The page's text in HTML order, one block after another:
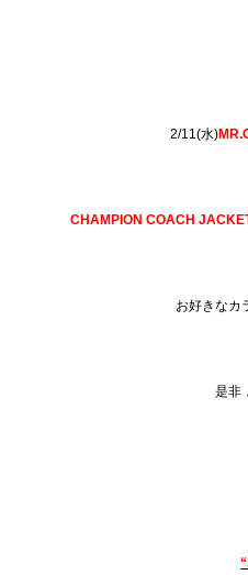
2/11(水)
CHAMPION COACH
お好きなカ
是非